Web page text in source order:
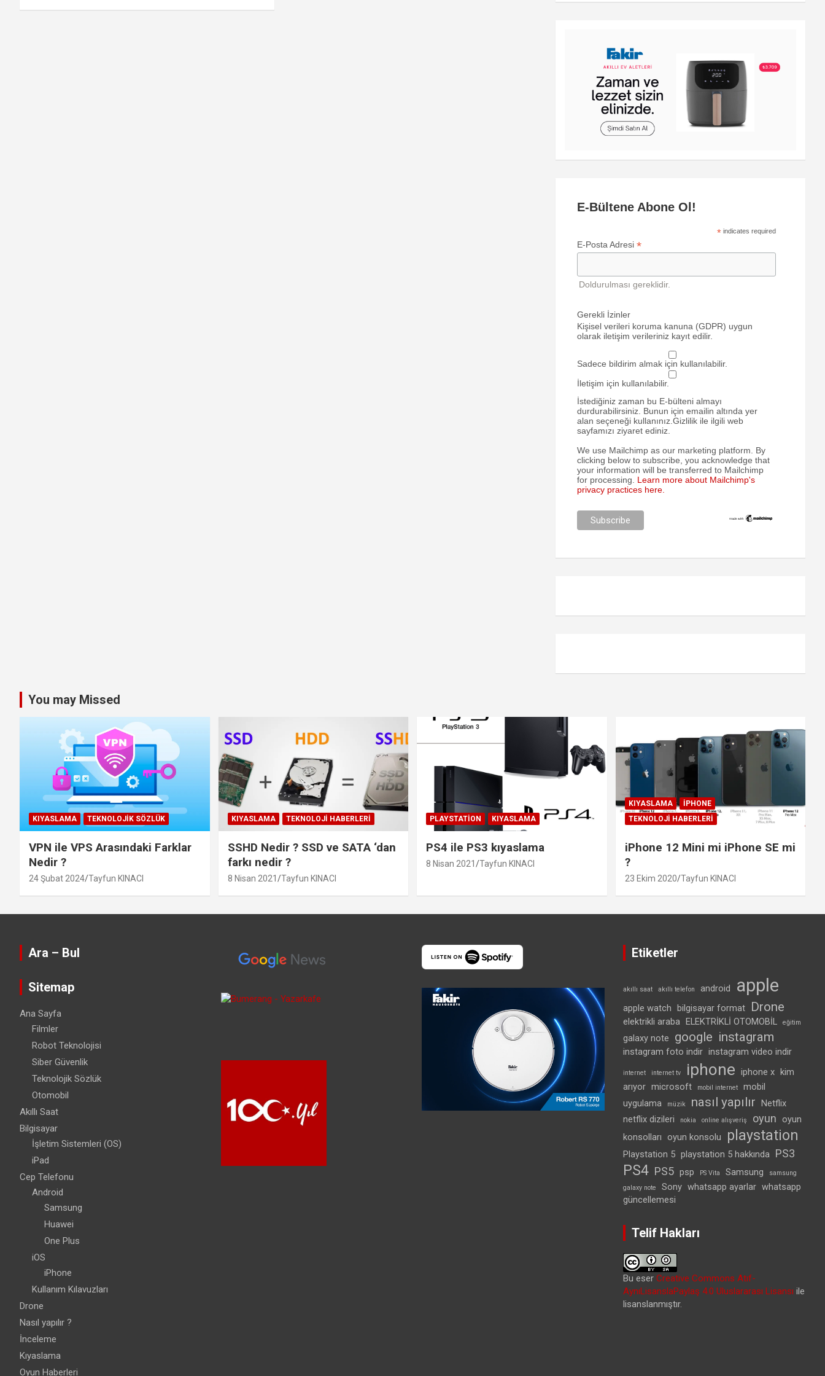
E-Bültene Abone Ol!
*indicates required
E-Posta Adresi*
Doldurulması gereklidir.
Gerekli İzinler
Kişisel verileri koruma kanuna (GDPR) uygun
olarak iletişim verileriniz kayıt edilir.
Sadece bildirim almak için kullanılabilir.
İletişim için kullanılabilir.
İstediğiniz zaman bu E-bülteni almayı
durdurabilirsiniz. Bunun için emailin altında yer
alan seçeneği kullanınız.Gizlilik ile ilgili web
sayfamızı ziyaret ediniz.
We use Mailchimp as our marketing platform. By
clicking below to subscribe, you acknowledge that
your information will be transferred to Mailchimp
for processing. Learn more about Mailchimp's
privacy practices here.
You may Missed
KIYASLAMA TEKNOLOJIK SÖZLÜK
VPN ile VPS Arasındaki Farklar
Nedir ?
24 Şubat 2024 Tayfun KINACI
KIYASLAMA TEKNOLOJI HABERLERI
SSHD Nedir ? SSD ve SATA ‘dan
farkı nedir ?
8 Nisan 2021 Tayfun KINACI
PLAYSTATION KIYASLAMA
PS4 ile PS3 kıyaslama
8 Nisan 2021 Tayfun KINACI
KIYASLAMA
IPHONE
TEKNOLOJI HABERLERI
iPhone 12 Mini mi iPhone SE mi
?
23 Ekim 2020 Tayfun KINACI
Ara – Bul
Sitemap
Ana Sayfa
Filmler
Robot Teknolojisi
Siber Güvenlik
Teknolojik Sözlük
Otomobil
Akıllı Saat
Bilgisayar
İşletim Sistemleri (OS)
iPad
Cep Telefonu
Android
Samsung
Huawei
One Plus
iOS
iPhone
Kullanım Kılavuzları
Drone
Nasıl yapılır ?
İnceleme
Kıyaslama
Oyun Haberleri
Etiketler
akıllı saat akıllı telefon android apple
apple watch bilgisayar format Drone
elektrikli araba ELEKTRİKLİ OTOMOBİL eğitim
galaxy note google instagram
instagram foto indir instagram video indir
internet internet tv iphone iphone x kim
arıyor microsoft mobil internet
mobil
uygulama
müzik nasıl yapılır Netflix
netflix dizileri
nokia online alışveriş oyun
oyun
konsolları
oyun konsolu playstation
Playstation 5 playstation 5 hakkında PS3
PS4 PS5 psp PS Vita Samsung
samsung
galaxy note
Sony whatsapp ayarlar whatsapp
güncellemesi
Telif Hakları
Bu eser Creative Commons Atıf-
AynıLisanslaPaylaş 4.0 Uluslararası Lisansı ile
lisanslanmıştır.